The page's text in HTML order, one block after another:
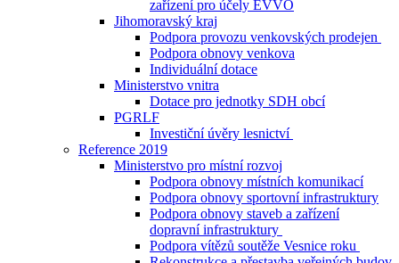
zařízení pro účely EVVO
Jihomoravský kraj
Podpora provozu venkovských prodejen
Podpora obnovy venkova
Individuální dotace
Ministerstvo vnitra
Dotace pro jednotky SDH obcí
PGRLF
Investiční úvěry lesnictví
Reference 2019
Ministerstvo pro místní rozvoj
Podpora obnovy místních komunikací
Podpora obnovy sportovní infrastruktury
Podpora obnovy staveb a zařízení
dopravní infrastruktury
Podpora vítězů soutěže Vesnice roku